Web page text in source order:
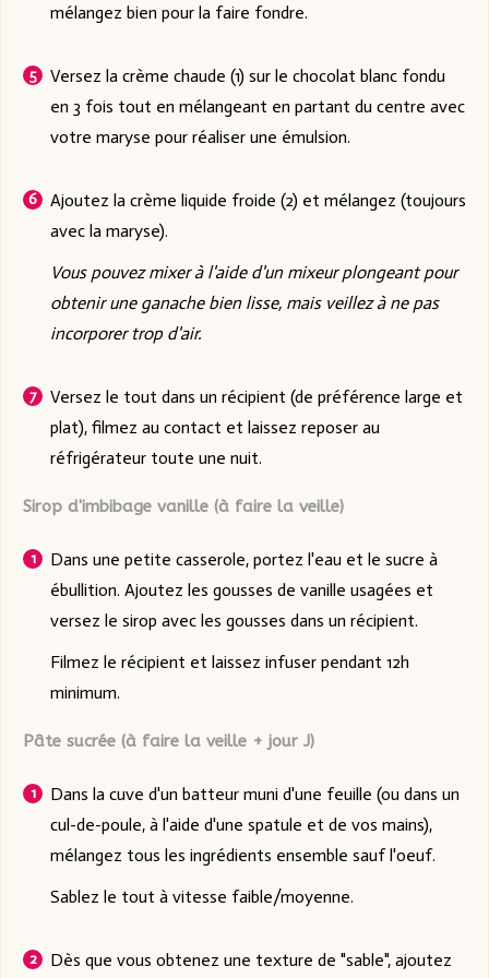
mélangez bien pour la faire fondre.
Versez la crème chaude (1) sur le chocolat blanc fondu
en 3 fois tout en mélangeant en partant du centre avec
votre maryse pour réaliser une émulsion.
Ajoutez la crème liquide froide (2) et mélangez (toujours
avec la maryse).
Vous pouvez mixer à l'aide d'un mixeur plongeant pour
obtenir une ganache bien lisse, mais veillez à ne pas
incorporer trop d'air.
Versez le tout dans un récipient (de préférence large et
plat), filmez au contact et laissez reposer au
réfrigérateur toute une nuit.
Sirop d'imbibage vanille (à faire la veille)
Dans une petite casserole, portez l'eau et le sucre à
ébullition. Ajoutez les gousses de vanille usagées et
versez le sirop avec les gousses dans un récipient.
Filmez le récipient et laissez infuser pendant 12h
minimum.
Pâte sucrée (à faire la veille + jour J)
Dans la cuve d'un batteur muni d'une feuille (ou dans un
cul-de-poule, à l'aide d'une spatule et de vos mains),
mélangez tous les ingrédients ensemble sauf l'oeuf.
Sablez le tout à vitesse faible/moyenne.
Dès que vous obtenez une texture de "sable", ajoutez